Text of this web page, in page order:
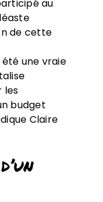
au
de cette
été une vraie
les
budget
Claire